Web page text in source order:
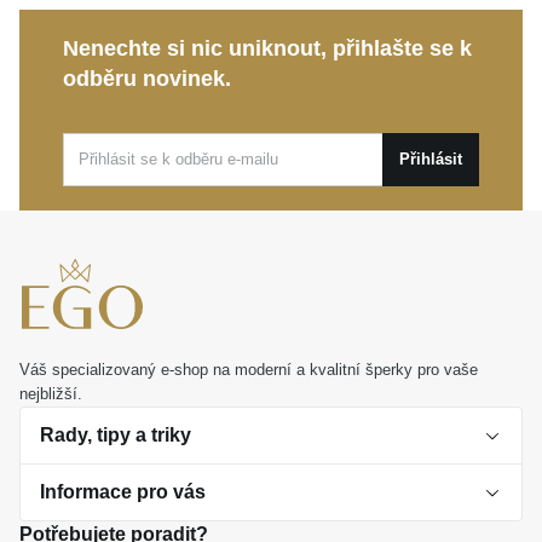
blízkého. Nechte se hýčkat krásou, která s vámi bude
sdílet každý důležitý okamžik.
Nenechte si nic uniknout, přihlašte se k
odběru novinek.
Přihlásit
Váš specializovaný e-shop na moderní a kvalitní šperky pro vaše
nejbližší.
Rady, tipy a triky
O perlách
Informace pro vás
Potřebujete poradit?